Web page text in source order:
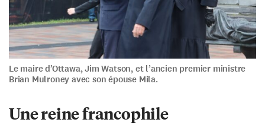
Le maire d’Ottawa, Jim Watson, et l’ancien premier ministre
Brian Mulroney avec son épouse Mila.
Une reine francophile